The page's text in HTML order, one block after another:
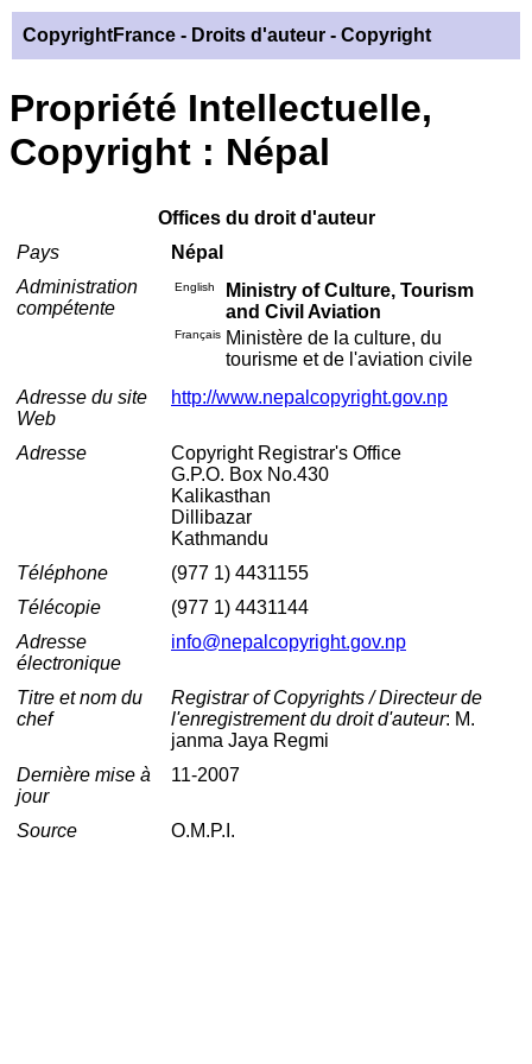
CopyrightFrance - Droits d'auteur - Copyright
Propriété Intellectuelle,
Copyright : Népal
Offices du droit d'auteur
Pays
Népal
Administration
compétente
English
Ministry of Culture, Tourism
and Civil Aviation
Français Ministère de la culture, du
tourisme et de l'aviation civile
Adresse du site
Web
http://www.nepalcopyright.gov.np
Adresse
Copyright Registrar's Office
G.P.O. Box No.430
Kalikasthan
Dillibazar
Kathmandu
Téléphone
(977 1) 4431155
Télécopie
(977 1) 4431144
Adresse
électronique
info@nepalcopyright.gov.np
Titre et nom du
chef
Registrar of Copyrights / Directeur de
l'enregistrement du droit d'auteur: M.
janma Jaya Regmi
Dernière mise à
jour
11-2007
Source O.M.P.I.